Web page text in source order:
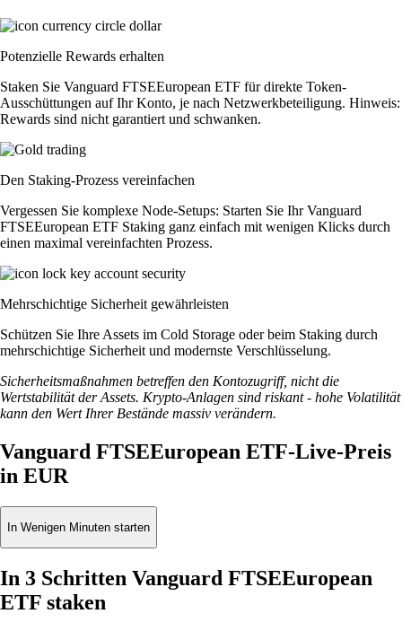
Potenzielle Rewards erhalten
Staken Sie Vanguard FTSEEuropean ETF für direkte Token-
Ausschüttungen auf Ihr Konto, je nach Netzwerkbeteiligung. Hinweis:
Rewards sind nicht garantiert und schwanken.
Den Staking-Prozess vereinfachen
Vergessen Sie komplexe Node-Setups: Starten Sie Ihr Vanguard
FTSEEuropean ETF Staking ganz einfach mit wenigen Klicks durch
einen maximal vereinfachten Prozess.
Mehrschichtige Sicherheit gewährleisten
Schützen Sie Ihre Assets im Cold Storage oder beim Staking durch
mehrschichtige Sicherheit und modernste Verschlüsselung.
Sicherheitsmaßnahmen betreffen den Kontozugriff, nicht die
Wertstabilität der Assets. Krypto-Anlagen sind riskant - hohe Volatilität
kann den Wert Ihrer Bestände massiv verändern.
Vanguard FTSEEuropean ETF-Live-Preis
in EUR
In Wenigen Minuten starten
In 3 Schritten Vanguard FTSEEuropean
ETF staken